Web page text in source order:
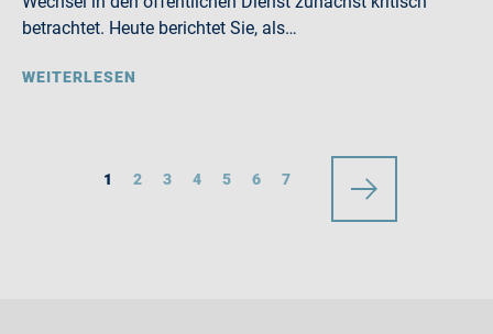
betrachtet. Heute berichtet Sie, als…
WEITERLESEN
1 2 3 4 5 6 7